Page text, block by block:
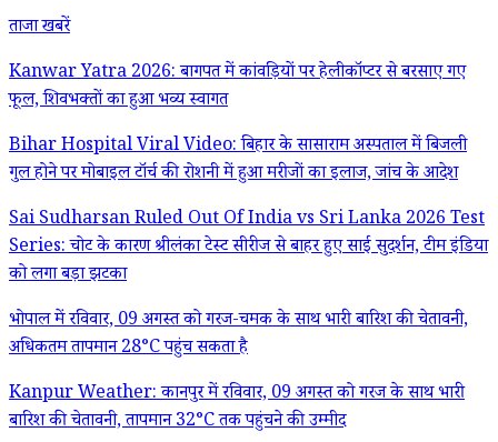
ताजा खबरें
Kanwar Yatra 2026: बागपत में कांवड़ियों पर हेलीकॉप्टर से बरसाए गए
फूल, शिवभक्तों का हुआ भव्य स्वागत
Bihar Hospital Viral Video: बिहार के सासाराम अस्पताल में बिजली
गुल होने पर मोबाइल टॉर्च की रोशनी में हुआ मरीजों का इलाज, जांच के आदेश
Sai Sudharsan Ruled Out Of India vs Sri Lanka 2026 Test
Series: चोट के कारण श्रीलंका टेस्ट सीरीज से बाहर हुए साई सुदर्शन, टीम इंडिया
को लगा बड़ा झटका
भोपाल में रविवार, 09 अगस्त को गरज-चमक के साथ भारी बारिश की चेतावनी,
अधिकतम तापमान 28°C पहुंच सकता है
Kanpur Weather: कानपुर में रविवार, 09 अगस्त को गरज के साथ भारी
बारिश की चेतावनी, तापमान 32°C तक पहुंचने की उम्मीद